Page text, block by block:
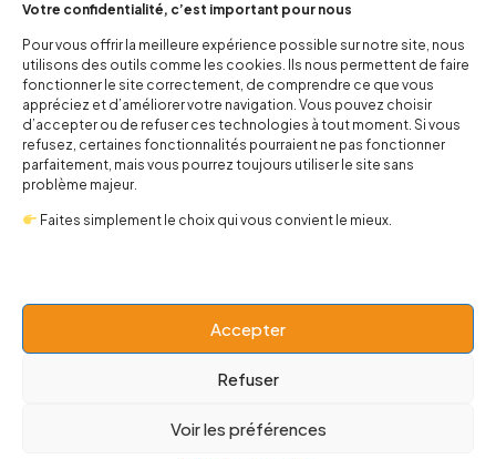
Votre confidentialité, c’est important pour nous
Pour vous offrir la meilleure expérience possible sur notre site, nous
utilisons des outils comme les cookies. Ils nous permettent de faire
fonctionner le site correctement, de comprendre ce que vous
appréciez et d’améliorer votre navigation. Vous pouvez choisir
d’accepter ou de refuser ces technologies à tout moment. Si vous
refusez, certaines fonctionnalités pourraient ne pas fonctionner
parfaitement, mais vous pourrez toujours utiliser le site sans
problème majeur.
Faites simplement le choix qui vous convient le mieux.
Accepter
Refuser
Voir les préférences